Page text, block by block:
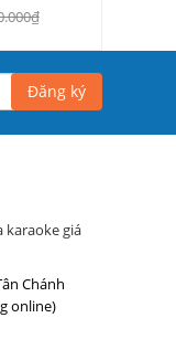
Đăng ký
karaoke giá
Chánh
online)